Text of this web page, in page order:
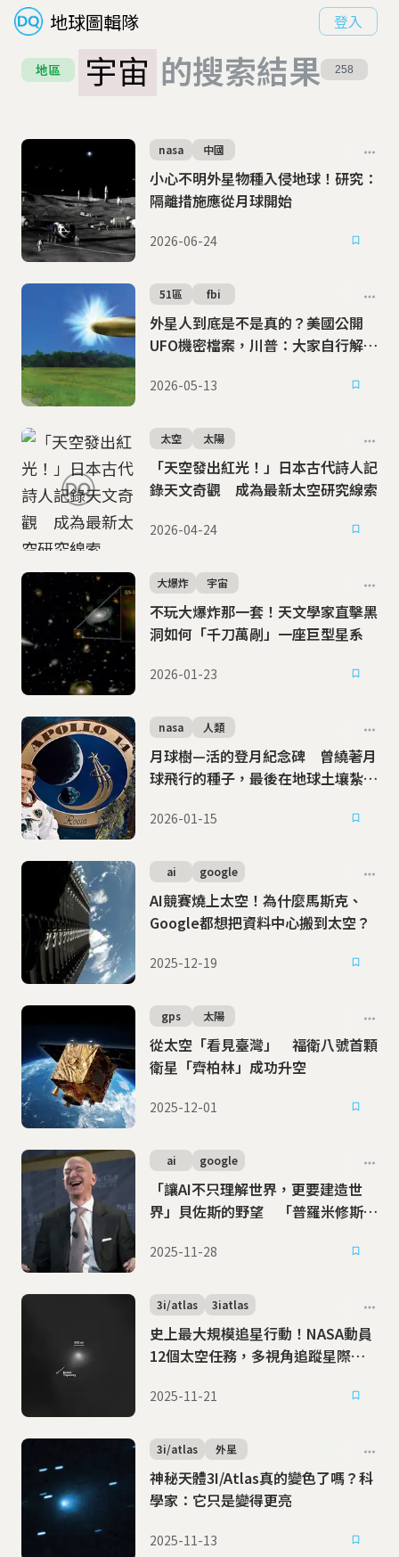
地球圖輯隊 登入
地區 宇宙 的搜索結果 258
小心不明外星物種入侵地球！研究：
隔離措施應從月球開始
nasa 中國
2026-06-24
外星人到底是不是真的？美國公開
UFO機密檔案，川普：大家自行解
51區 fbi
2026-05-13
「天空發出紅光！」日本古代詩人記
錄天文奇觀 成為最新太空研究線索
太空 太陽
2026-04-24
不玩大爆炸那一套！天文學家直擊黑
洞如何「千刀萬剮」一座巨型星系
大爆炸 宇宙
2026-01-23
月球樹—活的登月紀念碑 曾繞著月
球飛行的種子，最後在地球土壤紮根
nasa 人類
2026-01-15
AI競賽燒上太空！為什麼馬斯克、
Google都想把資料中心搬到太空？
ai google
2025-12-19
從太空「看見臺灣」 福衛八號首顆
衛星「齊柏林」成功升空
gps 太陽
2025-12-01
「讓AI不只理解世界，更要建造世
界」貝佐斯的野望 「普羅米修斯」
ai google
2025-11-28
史上最大規模追星行動！NASA動員
12個太空任務，多視角追蹤星際彗
3i/atlas 3iatlas
2025-11-21
神秘天體3I/Atlas真的變色了嗎？科
學家：它只是變得更亮
3i/atlas 外星
2025-11-13